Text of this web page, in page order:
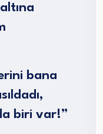
bana
biri var!”